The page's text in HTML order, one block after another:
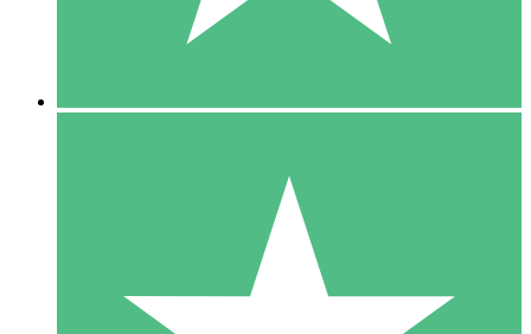
10 Téléchargements
20 00